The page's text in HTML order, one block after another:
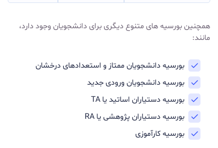
همچنین بورسیه های متنوع دیگری برای دانشجویان وجود دارد،
مانند:
بورسیه دانشجویان ممتاز و استعدادهای درخشان
بورسیه دانشجویان ورودی جدید
بورسیه دستیاران اساتید یا TA
بورسیه دستیاران پژوهشی یا RA
بورسیه کارآموزی